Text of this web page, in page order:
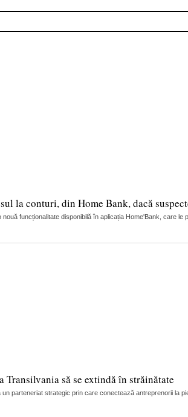
la conturi, din Home Bank, dacă
funcționalitate disponibilă în aplicația Home'Bank, care
Transilvania să se extindă în străinătate
parteneriat strategic prin care conectează antreprenorii la